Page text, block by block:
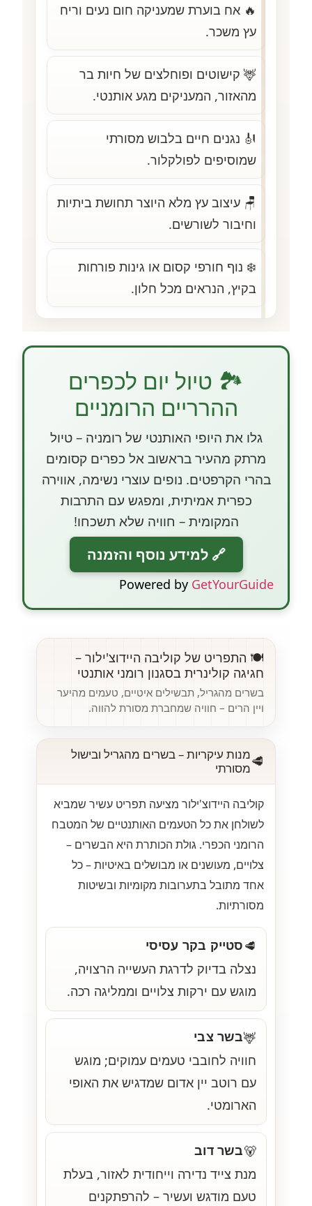
🔥 אח בוערת שמעניקה חום נעים וריח
עץ משכר.
🦌 קישוטים ופוחלצים של חיות בר
מהאזור, המעניקים מגע אותנטי.
🎻 נגנים חיים בלבוש מסורתי
שמוסיפים לפולקלור.
🪑 עיצוב עץ מלא היוצר תחושת ביתיות
וחיבור לשורשים.
❄️ נוף חורפי קסום או גינות פורחות
בקיץ, הנראים מכל חלון.
🏞️ טיול יום לכפרים
ההרריים הרומניים
גלו את היופי האותנטי של רומניה – טיול
מרתק מהעיר בראשוב אל כפרים קסומים
בהרי הקרפטים. נופים עוצרי נשימה, אווירה
כפרית אמיתית, ומפגש עם התרבות
המקומית – חוויה שלא תשכחו!
🔗 למידע נוסף והזמנה
Powered by GetYourGuide
🍽️ התפריט של קוליבה היידוצ'ילור –
חגיגה קולינרית בסגנון רומני אותנטי
בשרים מהגריל, תבשילים איטיים, טעמים מהיער
ויין הרים – חוויה שמחברת מסורת להווה.
🥩מנות עיקריות – בשרים מהגריל ובישול
מסורתי
קוליבה היידוצ'ילור מציעה תפריט עשיר שמביא
לשולחן את כל הטעמים האותנטיים של המטבח
הרומני הכפרי. גולת הכותרת היא הבשרים –
צלויים, מעושנים או מבושלים באיטיות – כל
אחד מתובל בתערובות מקומיות ובשיטות
מסורתיות.
🥩סטייק בקר עסיסי
נצלה בדיוק לדרגת העשייה הרצויה,
מוגש עם ירקות צלויים וממליגה רכה.
🦌בשר צבי
חוויה לחובבי טעמים עמוקים; מוגש
עם רוטב יין אדום שמדגיש את האופי
הארומטי.
🐻בשר דוב
מנת צייד נדירה וייחודית לאזור, בעלת
טעם מודגש ועשיר – להרפתקנים